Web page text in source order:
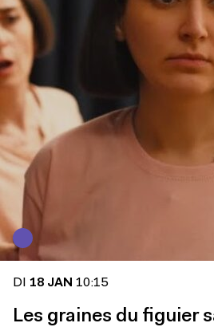
DI 18 JAN 10:15
Les graines du figuier